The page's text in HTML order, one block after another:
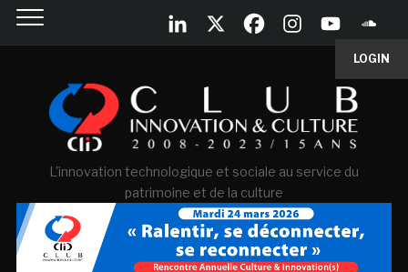
LOGIN
L'innovation technologique et sociale au service du
patrimoine et de la culture